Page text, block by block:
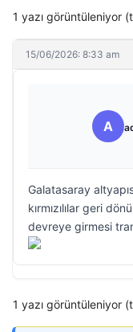
1 yazı görüntüleniyor
15/06/2026: 8:33 am
A
Galatasaray
kırmızılılar geri
devreye girmesi
1 yazı görüntüleniyor